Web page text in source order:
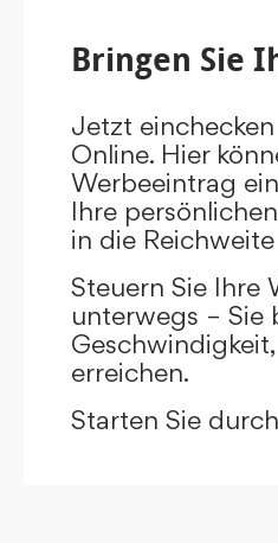
Bringen Sie
Jetzt
Online. Hier
Werbeeintrag
Ihre
in die
Steuern Sie Ihre
unterwegs – Sie
erreichen.
Starten Sie